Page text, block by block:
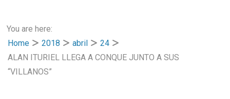
You are here:
Home
2018 abril
24
ALAN ITURIEL LLEGA A CONQUE JUNTO A SUS
“VILLANOS”